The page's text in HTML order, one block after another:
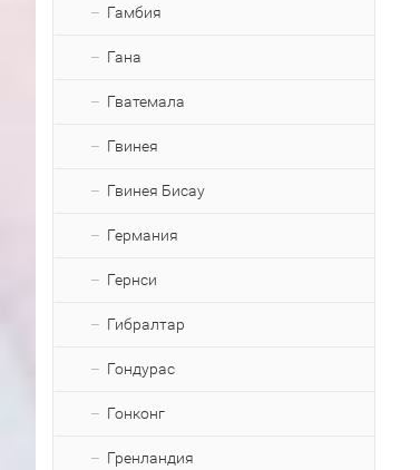
Гамбия
Гана
Гватемала
Гвинея
Гвинея Бисау
Германия
Гернси
Гибралтар
Гондурас
Гонконг
Гренландия